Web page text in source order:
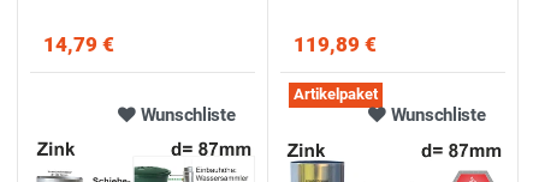
14,79 € 119,89 €
Wunschliste Wunschliste
Artikelpaket